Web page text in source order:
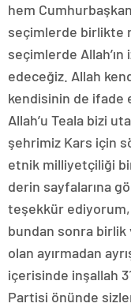
hem
seçimlerde birlikte
seçimlerde
edeceğiz. Allah
kendisinin de ifade
Allah’u Teala bizi
şehrimiz Kars için
etnik milliyetçiliği
derin sayfalarına
teşekkür ediyorum,
bundan sonra birlik
olan ayırmadan
içerisinde inşallah
Partisi önünde